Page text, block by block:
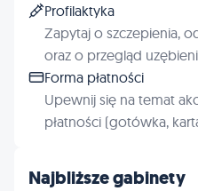
Najbliższe gabinety
Profilaktyka
Zapytaj o szczepienia,
oraz o przegląd
Forma płatności
Upewnij się na temat
płatności (gotówka,